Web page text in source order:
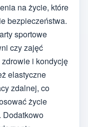
na życie, które
bezpieczeństwa.
sportowe
czy zajęć
i kondycję
elastyczne
zdalnej, co
życie
Dodatkowo